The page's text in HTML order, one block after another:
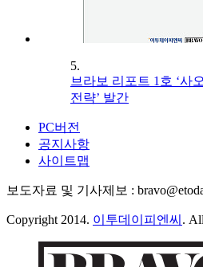
5.
브라보 리포트 1호 ‘사
전략’ 발간
PC버전
공지사항
사이트맵
보도자료 및 기사제보 :
Copyright 2014. 이투데이피엔씨 .